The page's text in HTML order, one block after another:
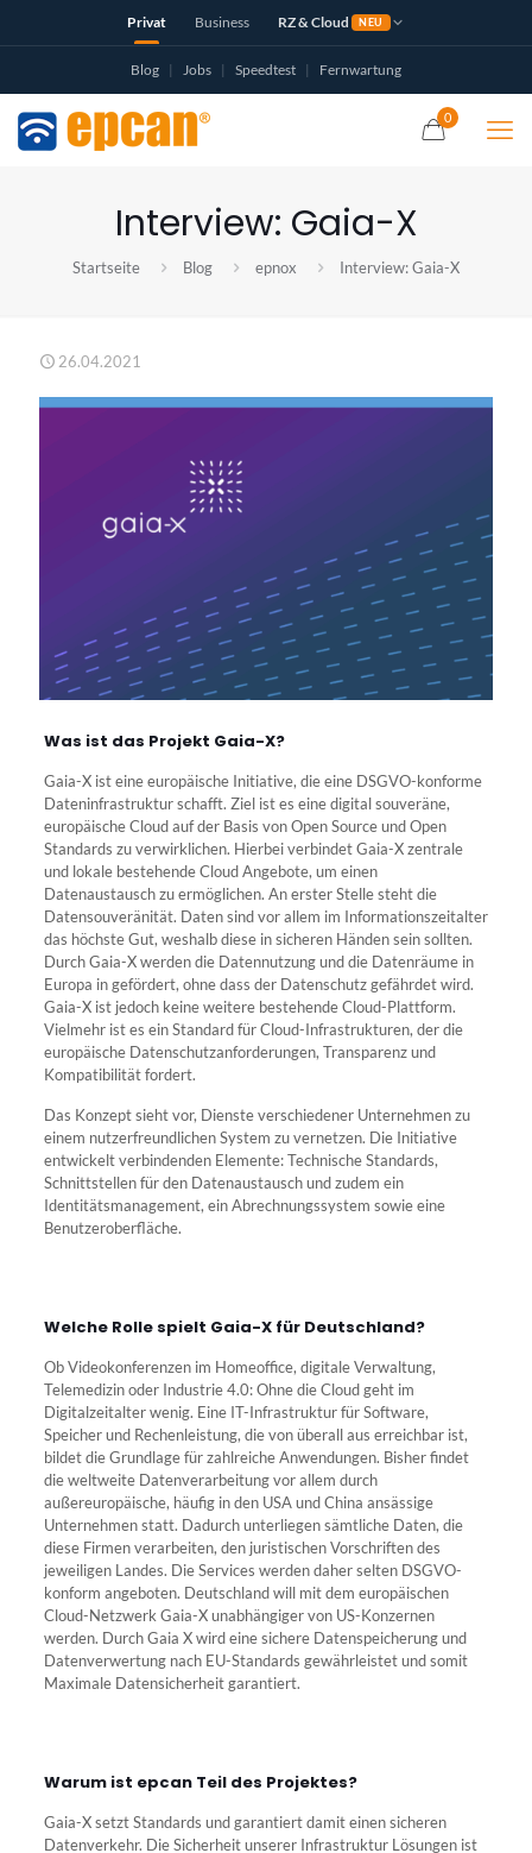
Privat Business RZ & Cloud NEU
Blog | Jobs | Speedtest | Fernwartung
0
Interview: Gaia-X
Startseite Blog epnox Interview: Gaia-X
26.04.2021
Was ist das Projekt Gaia-X?
Gaia-X ist eine europäische Initiative, die eine DSGVO-konforme
Dateninfrastruktur schafft. Ziel ist es eine digital souveräne,
europäische Cloud auf der Basis von Open Source und Open
Standards zu verwirklichen. Hierbei verbindet Gaia-X zentrale
und lokale bestehende Cloud Angebote, um einen
Datenaustausch zu ermöglichen. An erster Stelle steht die
Datensouveränität. Daten sind vor allem im Informationszeitalter
das höchste Gut, weshalb diese in sicheren Händen sein sollten.
Durch Gaia-X werden die Datennutzung und die Datenräume in
Europa in gefördert, ohne dass der Datenschutz gefährdet wird.
Gaia-X ist jedoch keine weitere bestehende Cloud-Plattform.
Vielmehr ist es ein Standard für Cloud-Infrastrukturen, der die
europäische Datenschutzanforderungen, Transparenz und
Kompatibilität fordert.
Das Konzept sieht vor, Dienste verschiedener Unternehmen zu
einem nutzerfreundlichen System zu vernetzen. Die Initiative
entwickelt verbindenden Elemente: Technische Standards,
Schnittstellen für den Datenaustausch und zudem ein
Identitätsmanagement, ein Abrechnungssystem sowie eine
Benutzeroberfläche.
Welche Rolle spielt Gaia-X für Deutschland?
Ob Videokonferenzen im Homeoffice, digitale Verwaltung,
Telemedizin oder Industrie 4.0: Ohne die Cloud geht im
Digitalzeitalter wenig. Eine IT-Infrastruktur für Software,
Speicher und Rechenleistung, die von überall aus erreichbar ist,
bildet die Grundlage für zahlreiche Anwendungen. Bisher findet
die weltweite Datenverarbeitung vor allem durch
außereuropäische, häufig in den USA und China ansässige
Unternehmen statt. Dadurch unterliegen sämtliche Daten, die
diese Firmen verarbeiten, den juristischen Vorschriften des
jeweiligen Landes. Die Services werden daher selten DSGVO-
konform angeboten. Deutschland will mit dem europäischen
Cloud-Netzwerk Gaia-X unabhängiger von US-Konzernen
werden. Durch Gaia X wird eine sichere Datenspeicherung und
Datenverwertung nach EU-Standards gewährleistet und somit
Maximale Datensicherheit garantiert.
Warum ist epcan Teil des Projektes?
Gaia-X setzt Standards und garantiert damit einen sicheren
Datenverkehr. Die Sicherheit unserer Infrastruktur Lösungen ist